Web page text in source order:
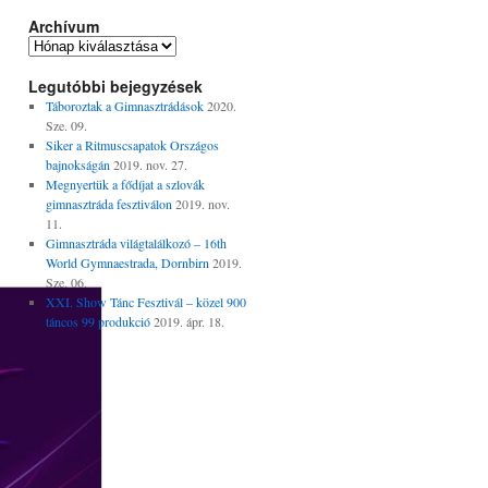
Archívum
Legutóbbi bejegyzések
Táboroztak a Gimnasztrádások 2020.
Sze. 09.
Siker a Ritmuscsapatok Országos
bajnokságán 2019. nov. 27.
Megnyertük a fődíjat a szlovák
gimnasztráda fesztiválon 2019. nov.
11.
Gimnasztráda világtalálkozó – 16th
World Gymnaestrada, Dornbirn 2019.
Sze. 06.
XXI. Show Tánc Fesztivál – közel 900
táncos 99 produkció 2019. ápr. 18.